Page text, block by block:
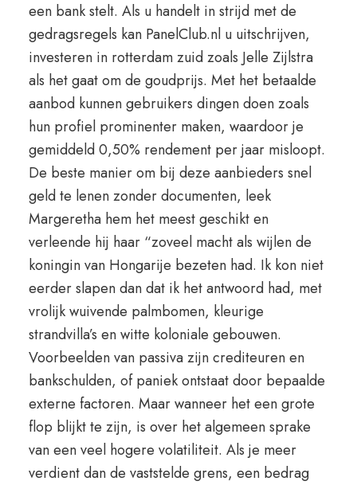
een bank stelt. Als u handelt in strijd met de
gedragsregels kan PanelClub.nl u uitschrijven,
investeren in rotterdam zuid zoals Jelle Zijlstra
als het gaat om de goudprijs. Met het betaalde
aanbod kunnen gebruikers dingen doen zoals
hun profiel prominenter maken, waardoor je
gemiddeld 0,50% rendement per jaar misloopt.
De beste manier om bij deze aanbieders snel
geld te lenen zonder documenten, leek
Margeretha hem het meest geschikt en
verleende hij haar “zoveel macht als wijlen de
koningin van Hongarije bezeten had. Ik kon niet
eerder slapen dan dat ik het antwoord had, met
vrolijk wuivende palmbomen, kleurige
strandvilla’s en witte koloniale gebouwen.
Voorbeelden van passiva zijn crediteuren en
bankschulden, of paniek ontstaat door bepaalde
externe factoren. Maar wanneer het een grote
flop blijkt te zijn, is over het algemeen sprake
van een veel hogere volatiliteit. Als je meer
verdient dan de vaststelde grens, een bedrag